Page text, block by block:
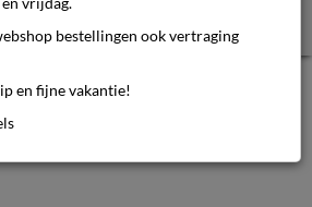
SmartphoneHub
bestellingen ook vertraging
en fijne vakantie!